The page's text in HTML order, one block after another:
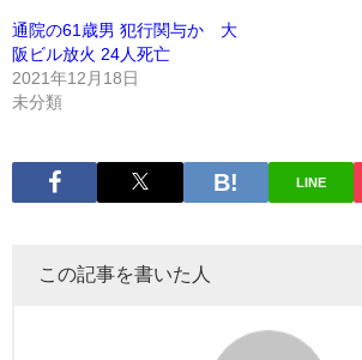
通院の61歳男 犯行関与か 大
阪ビル放火 24人死亡
2021年12月18日
未分類
LINE
この記事を書いた人